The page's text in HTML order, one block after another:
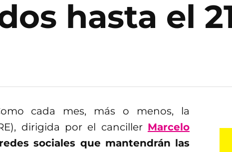
hasta el
cada mes, más o menos, la
dirigida por el canciller Marcelo
sociales que mantendrán las